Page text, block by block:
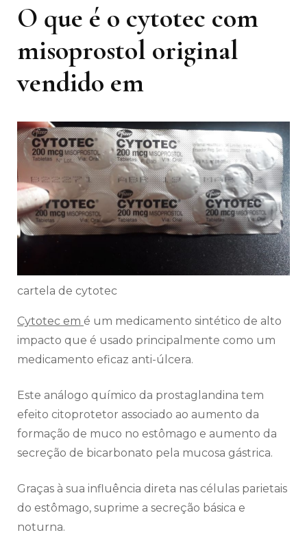
O que é o cytotec com
misoprostol original
vendido em
cartela de cytotec
Cytotec em é um medicamento sintético de alto
impacto que é usado principalmente como um
medicamento eficaz anti-úlcera.
Este análogo químico da prostaglandina tem
efeito citoprotetor associado ao aumento da
formação de muco no estômago e aumento da
secreção de bicarbonato pela mucosa gástrica.
Graças à sua influência direta nas células parietais
do estômago, suprime a secreção básica e
noturna.